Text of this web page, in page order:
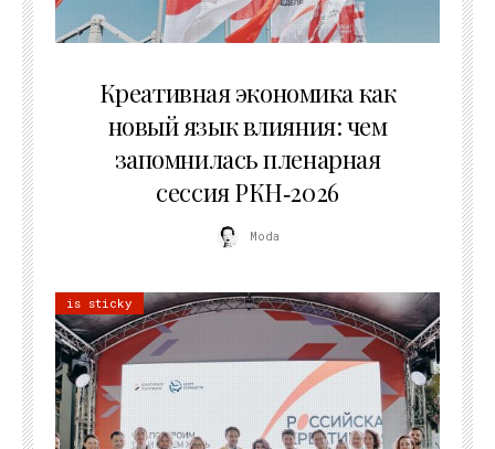
Креативная экономика как
новый язык влияния: чем
запомнилась пленарная
сессия РКН‑2026
Moda
is sticky